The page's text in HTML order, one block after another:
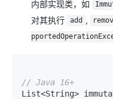
内部实现类，如
对其执行
add ,
// Java 16+
List<String>